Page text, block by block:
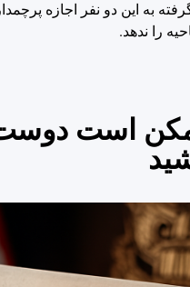
به این دو نفر اجازه
را ندهد.
است